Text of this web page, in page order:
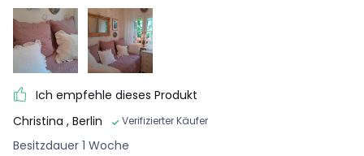
Ich empfehle dieses Produkt
Christina , Berlin Verifizierter Käufer
Besitzdauer 1 Woche